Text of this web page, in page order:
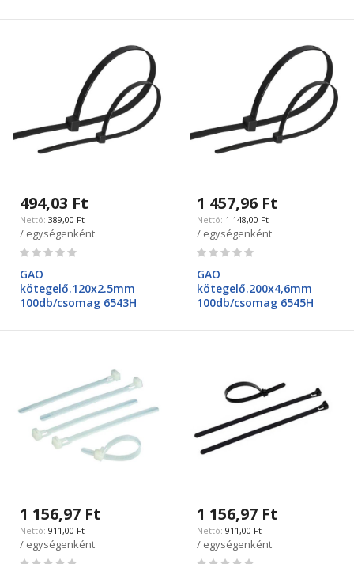
494,03 Ft
389,00 Ft
/ egységenként
Rating:
GAO
kötegelő.120x2.5mm
100db/csomag 6543H
1 457,96 Ft
1 148,00 Ft
/ egységenként
Rating:
GAO
kötegelő.200x4,6mm
100db/csomag 6545H
1 156,97 Ft
911,00 Ft
/ egységenként
Rating:
1 156,97 Ft
911,00 Ft
/ egységenként
Rating: